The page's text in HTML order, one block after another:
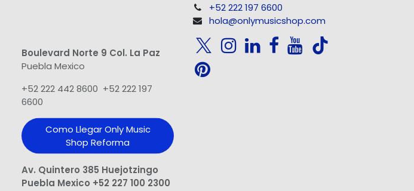
Boulevard Norte 9 Col. La Paz
Puebla Mexico
+52 222 442 8600 +52 222 197
6600
Como Llegar Only Music
Shop​ Reforma
Av. Quintero 385 Huejotzingo
Puebla Mexico +52 227 100 2300
+52 222 197 6600
hola@onlymusicshop.com